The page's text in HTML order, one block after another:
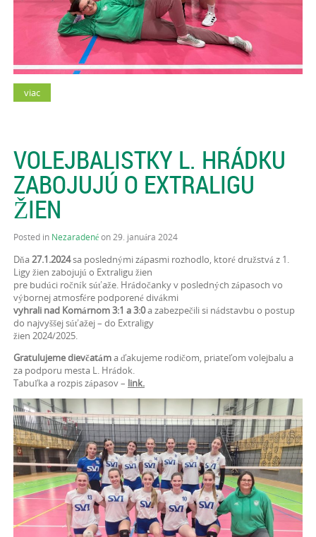
viac
VOLEJBALISTKY L. HRÁDKU
ZABOJUJÚ O EXTRALIGU
ŽIEN
Posted in Nezaradenéon 29. januára 2024
Dňa27.1.2024sa poslednými zápasmi rozhodlo, ktoré družstvá z 1.
Ligy žien zabojujú o Extraligu žien
pre budúci ročník súťaže. Hrádočanky v posledných zápasoch vo
výbornej atmosfére podporené divákmi
vyhrali nad Komárnom 3:1 a 3:0a zabezpečili si nádstavbu o postup
do najvyššej súťažej – do Extraligy
žien 2024/2025.
Gratulujeme dievčatáma ďakujeme rodičom, priateľom volejbalu a
za podporu mesta L. Hrádok.
Tabuľka a rozpis zápasov – link.